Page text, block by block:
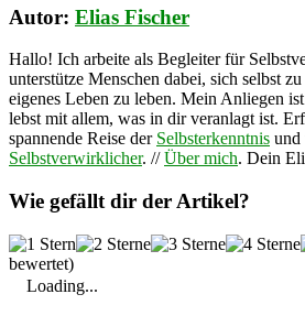
Autor: Elias Fischer
Hallo! Ich arbeite als Begleiter für
unterstütze Menschen dabei, sich selbst
eigenes Leben zu leben. Mein Anliegen
lebst mit allem, was in dir veranlagt ist.
spannende Reise der Selbsterkenntnis und
Selbstverwirklicher. //Über mich. Dein
Wie gefällt dir der Artikel?
bewertet)
Loading...